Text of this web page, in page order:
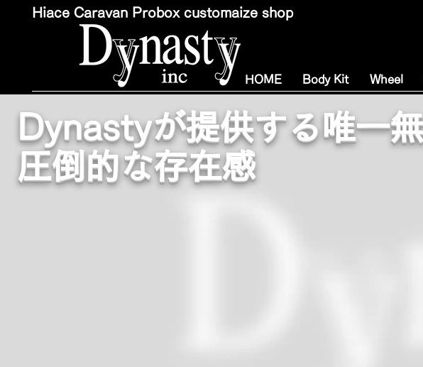
Hiace Caravan Probox customaize shop
HOME Body Kit Wheel
Dynastyが提供する唯一
圧倒的な存在感